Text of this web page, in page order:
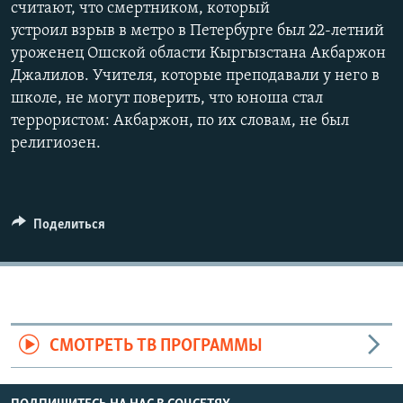
считают, что смертником, который
устроил взрыв в метро в Петербурге был 22-летний
уроженец Ошской области Кыргызстана Акбаржон
Джалилов. Учителя, которые преподавали у него в
школе, не могут поверить, что юноша стал
террористом: Акбаржон, по их словам, не был
религиозен.
Поделиться
СМОТРЕТЬ ТВ ПРОГРАММЫ